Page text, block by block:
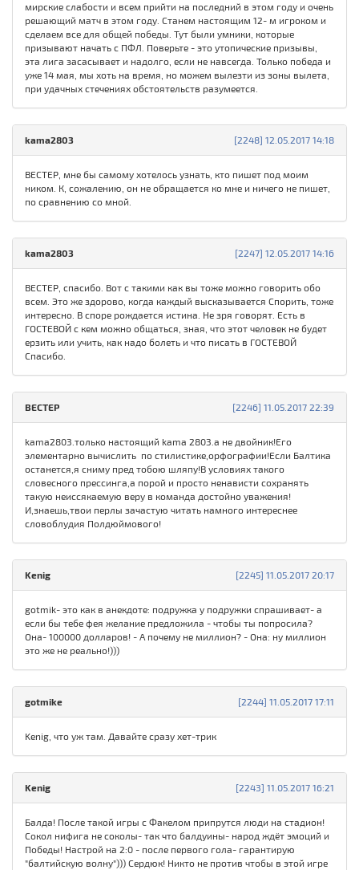
мирские слабости и всем прийти на последний в этом году и очень
решающий матч в этом году. Станем настоящим 12- м игроком и
сделаем все для общей победы. Тут были умники, которые
призывают начать с ПФЛ. Поверьте - это утопические призывы,
эта лига засасывает и надолго, если не навсегда. Только победа и
уже 14 мая, мы хоть на время, но можем вылезти из зоны вылета,
при удачных стечениях обстоятельств разумеется.
[2248] 12.05.2017 14:18
kama2803
ВЕСТЕР, мне бы самому хотелось узнать, кто пишет под моим
ником. К, сожалению, он не обращается ко мне и ничего не пишет,
по сравнению со мной.
[2247] 12.05.2017 14:16
kama2803
ВЕСТЕР, спасибо. Вот с такими как вы тоже можно говорить обо
всем. Это же здорово, когда каждый высказывается Спорить, тоже
интересно. В споре рождается истина. Не зря говорят. Есть в
ГОСТЕВОЙ с кем можно общаться, зная, что этот человек не будет
ерзить или учить, как надо болеть и что писать в ГОСТЕВОЙ
Спасибо.
[2246] 11.05.2017 22:39
ВЕСТЕР
kama2803.только настоящий kama 2803.а не двойник!Его
элементарно вычислить по стилистике,орфографии!Если Балтика
останется,я сниму пред тобою шляпу!В условиях такого
словесного прессинга,а порой и просто ненависти сохранять
такую неиссякаемую веру в команда достойно уважения!
И,знаешь,твои перлы зачастую читать намного интереснее
словоблудия Полдюймового!
[2245] 11.05.2017 20:17
Kenig
gotmik- это как в анекдоте: подружка у подружки спрашивает- а
если бы тебе фея желание предложила - чтобы ты попросила?
Она- 100000 долларов! - А почему не миллион? - Она: ну миллион
это же не реально!)))
[2244] 11.05.2017 17:11
gotmike
Kenig, что уж там. Давайте сразу хет-трик
[2243] 11.05.2017 16:21
Kenig
Балда! После такой игры с Факелом припрутся люди на стадион!
Сокол нифига не соколы- так что балдуины- народ ждёт эмоций и
Победы! Настрой на 2:0 - после первого гола- гарантирую
"балтийскую волну"))) Сердюк! Никто не против чтобы в этой игре